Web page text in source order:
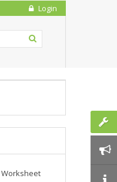
Login
Worksheet